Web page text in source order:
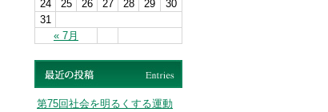
« 7月
24
25 26 27 28 29
30
31
第75回社会を明るくする運動